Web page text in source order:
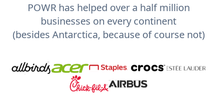
POWR has helped over a half million
businesses on every continent
(besides Antarctica, because of course not)